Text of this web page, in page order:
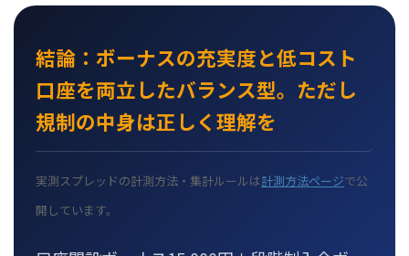
結論：ボーナスの充実度と低コスト
口座を両立したバランス型。ただし
規制の中身は正しく理解を
実測スプレッドの計測方法・集計ルールは計測方法ページで公
開しています。